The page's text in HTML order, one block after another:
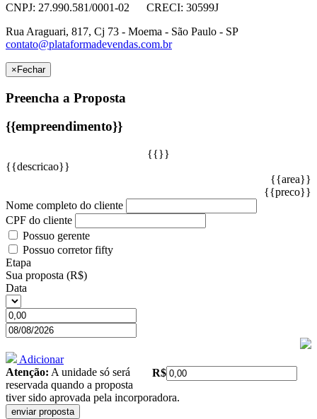
CNPJ: 27.990.581/0001-02 CRECI: 30599J
Rua Araguari, 817, Cj 73 - Moema - São Paulo - SP
contato@plataformadevendas.com.br
× Fechar
Preencha a Proposta
{{empreendimento}}
{{}}
{{descricao}}
{{area}}
{{preco}}
Nome completo do cliente
CPF do cliente
Possuo gerente
Possuo corretor fifty
Etapa
Sua proposta (R$)
Data
Adicionar
R$
Atenção: A unidade só será
reservada quando a proposta
tiver sido aprovada pela incorporadora.